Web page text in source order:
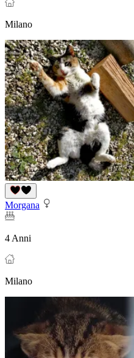
Milano
Morgana
4 Anni
Milano